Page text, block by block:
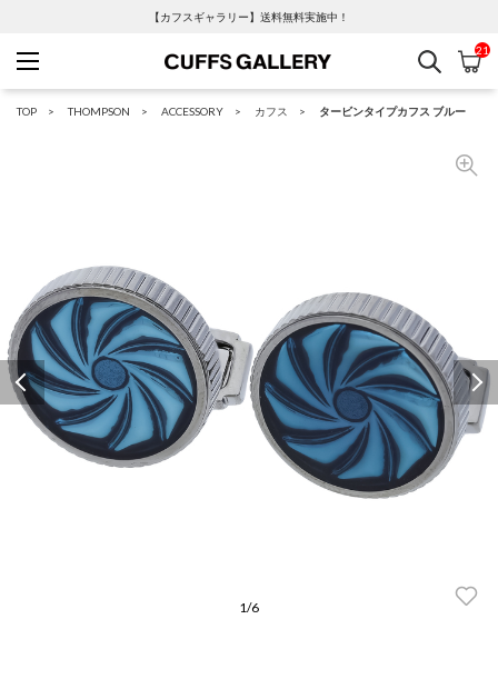
【カフスギャラリー】送料無料実施中！
Cuffs Gallery
検索 カ
21
TOP THOMPSON ACCESSORY カフス タービンタイプカフス ブルー
1/6
Previous